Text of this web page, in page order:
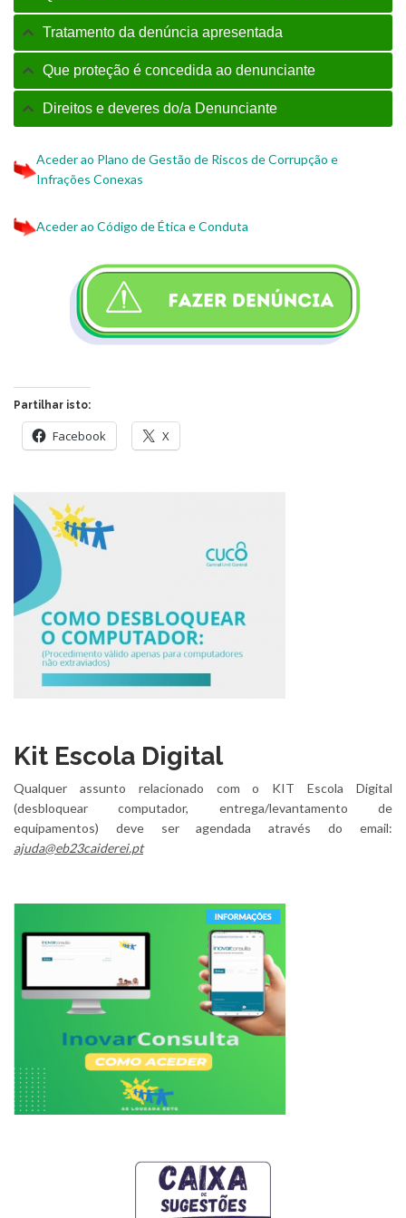
Tratamento da denúncia apresentada
Que proteção é concedida ao denunciante
Direitos e deveres do/a Denunciante
Aceder ao Plano de Gestão de Riscos de Corrupção e
Infrações Conexas
Aceder ao Código de Ética e Conduta
Partilhar isto:
Facebook X
Kit Escola Digital
Qualquer assunto relacionado com o KIT Escola Digital
(desbloquear computador, entrega/levantamento de
equipamentos) deve ser agendada através do email:
ajuda@eb23caiderei.pt